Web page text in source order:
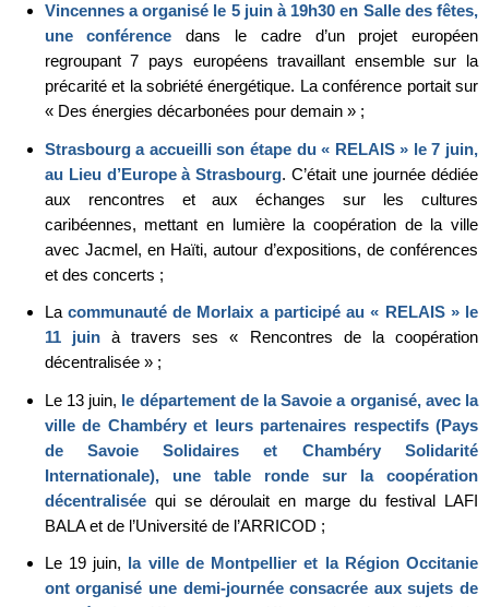
Vincennes a organisé le 5 juin à 19h30 en Salle des fêtes,
une conférence dans le cadre d’un projet européen
regroupant 7 pays européens travaillant ensemble sur la
précarité et la sobriété énergétique. La conférence portait sur
« Des énergies décarbonées pour demain » ;
Strasbourg a accueilli son étape du « RELAIS » le 7 juin,
au Lieu d’Europe à Strasbourg. C’était une journée dédiée
aux rencontres et aux échanges sur les cultures
caribéennes, mettant en lumière la coopération de la ville
avec Jacmel, en Haïti, autour d’expositions, de conférences
et des concerts ;
La communauté de Morlaix a participé au « RELAIS » le
11 juinà travers ses « Rencontres de la coopération
décentralisée » ;
Le 13 juin, le département de la Savoie a organisé, avec la
ville de Chambéry et leurs partenaires respectifs (Pays
de Savoie Solidaires et Chambéry Solidarité
Internationale), une table ronde sur la coopération
décentraliséequi se déroulait en marge du festival LAFI
BALA et de l’Université de l’ARRICOD ;
Le 19 juin, la ville de Montpellier et la Région Occitanie
ont organisé une demi-journée consacrée aux sujets de